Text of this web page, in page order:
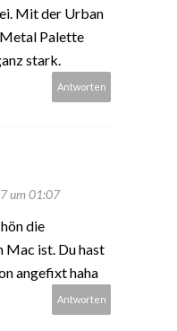
Mit der Urban
Palette
stark.
Antworten
um 01:07
die
Mac ist. Du hast
angefixt haha
Antworten